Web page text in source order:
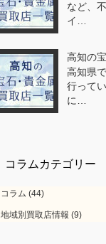
など、
イ…
高知の
高知県
行って
に…
コラムカテゴリー
コラム (44)
地域別買取店情報 (9)